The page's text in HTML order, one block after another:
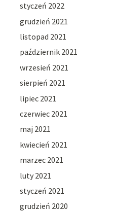
styczeń 2022
grudzień 2021
listopad 2021
październik 2021
wrzesień 2021
sierpień 2021
lipiec 2021
czerwiec 2021
maj 2021
kwiecień 2021
marzec 2021
luty 2021
styczeń 2021
grudzień 2020